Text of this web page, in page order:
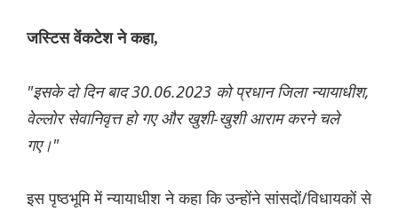
जस्टिस वेंकटेश ने कहा,
"इसके दो दिन बाद 30.06.2023 को प्रधान जिला न्यायाधीश,
वेल्लोर सेवानिवृत्त हो गए और खुशी-खुशी आराम करने चले
गए।"
इस पृष्ठभूमि में न्यायाधीश ने कहा कि उन्होंने सांसदों/विधायकों से